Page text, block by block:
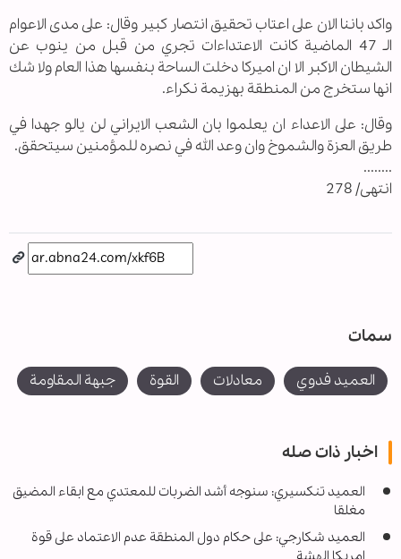
واكد باننا الان على اعتاب تحقيق انتصار كبير وقال: على مدى الاعوام
الـ 47 الماضية كانت الاعتداءات تجري من قبل من ينوب عن
الشيطان الاكبر الا ان اميركا دخلت الساحة بنفسها هذا العام ولا شك
انها ستخرج من المنطقة بهزيمة نكراء.
وقال: على الاعداء ان يعلموا بان الشعب الايراني لن يالو جهدا في
طريق العزة والشموخ وان وعد الله في نصره للمؤمنين سيتحقق.
........
انتهى/ 278
سمات
العميد فدوي معادلات القوة جبهة المقاومة
اخبار ذات صله
العميد تنكسيري: سنوجه أشد الضربات للمعتدي مع ابقاء المضيق
مغلقا
العميد شكارجي: على حكام دول المنطقة عدم الاعتماد على قوة